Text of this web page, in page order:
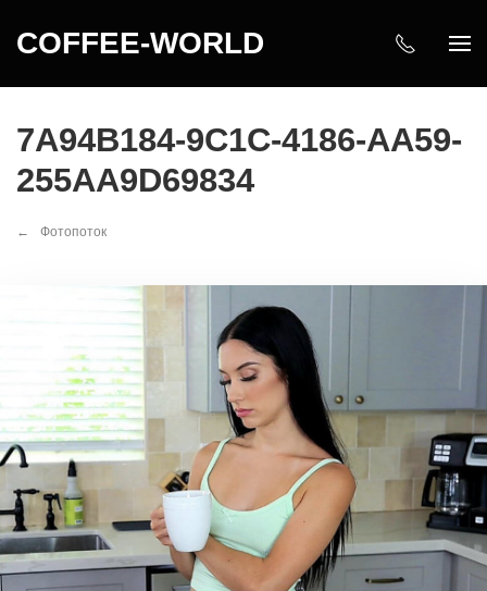
COFFEE-WORLD
7A94B184-9C1C-4186-AA59-
255AA9D69834
Фотопоток